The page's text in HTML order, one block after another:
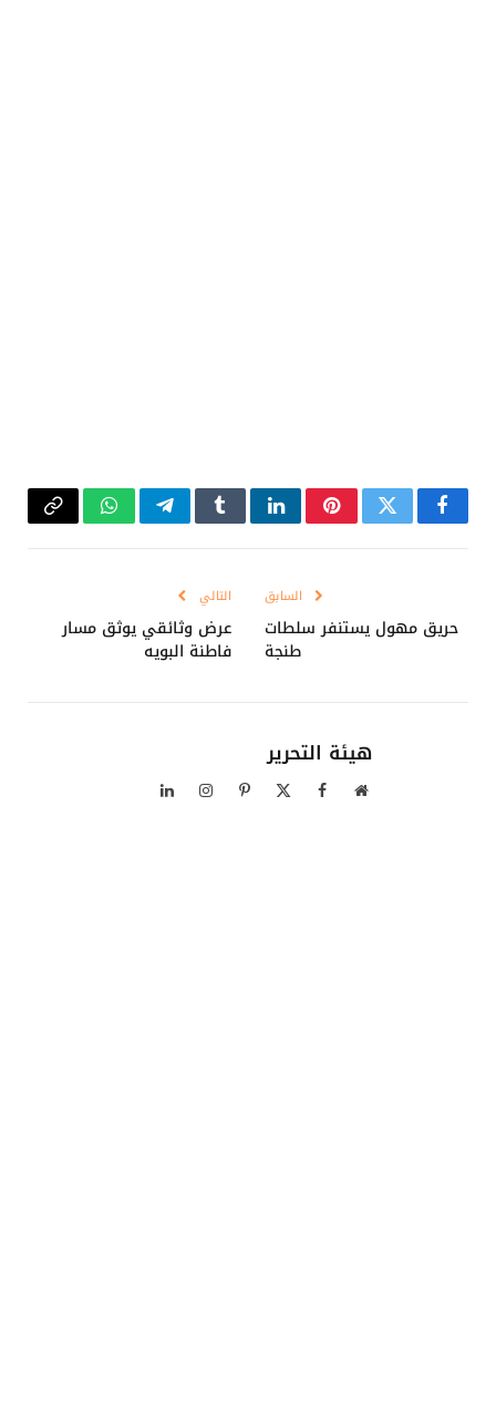
فيسبوكتويتر بينتيريستلينكدإنTumblrتيلقرامواتسابCopy
السابق
حريق مهول يستنفر سلطات
طنجة​
التالي
عرض وثائقي يوثق مسار
فاطنة البويه
هيئة التحرير
موقع فيسبوك بينتيريستالانستغراملينكدإن